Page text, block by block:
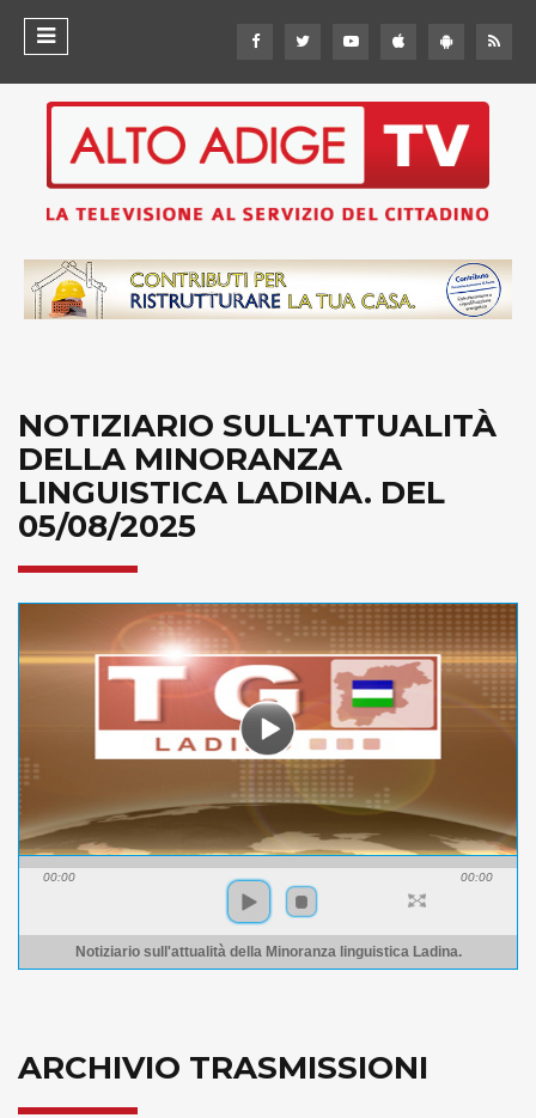
NOTIZIARIO SULL'ATTUALITÀ
DELLA MINORANZA
LINGUISTICA LADINA. DEL
05/08/2025
00:00 00:00
Notiziario sull'attualità della Minoranza linguistica Ladina.
ARCHIVIO TRASMISSIONI